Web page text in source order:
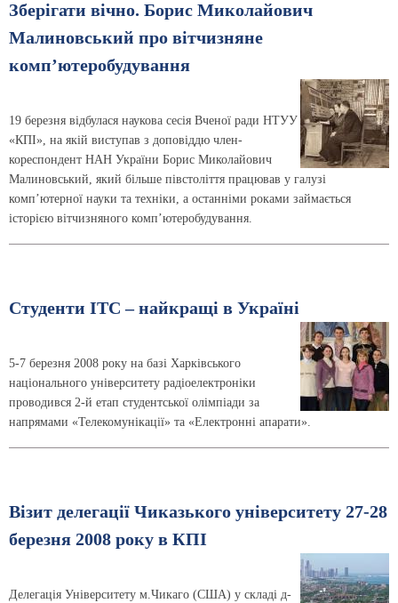
Зберігати вічно. Борис Миколайович
Малиновський про вітчизняне
комп’ютеробудування
19 березня відбулася наукова сесія Вченої ради НТУУ
«КПІ», на якій виступав з доповіддю член-
кореспондент НАН України Борис Миколайович
Малиновський, який більше півстоліття працював у галузі
комп’ютерної науки та техніки, а останніми роками займається
історією вітчизняного комп’ютеробудування.
Студенти ІТС – найкращі в Україні
5-7 березня 2008 року на базі Харківського
національного університету радіоелектроніки
проводився 2-й етап студентської олімпіади за
напрямами «Телекомунікації» та «Електронні апарати».
Візит делегації Чиказького університету 27-28
березня 2008 року в КПІ
Делегація Університету м.Чикаго (США) у складі д-